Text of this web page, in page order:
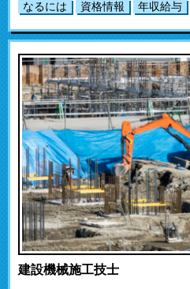
なるには 資格情報 年収給与
建設機械施工技士